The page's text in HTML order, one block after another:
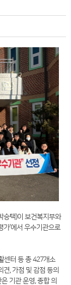
승택)이 보건복지부와
’에서 우수기관으로
센터 등 총 427개소
견, 가점 및 감점 등의
기관 운영, 종합 의